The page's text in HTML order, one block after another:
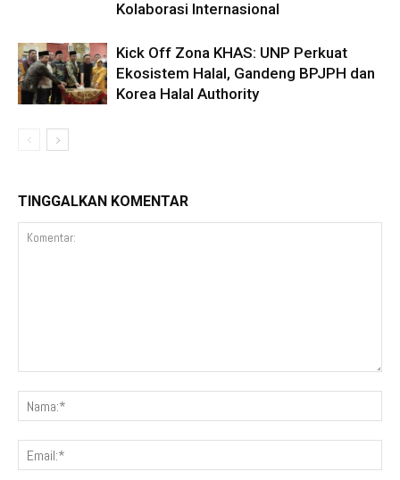
Kolaborasi Internasional
Kick Off Zona KHAS: UNP Perkuat
Ekosistem Halal, Gandeng BPJPH dan
Korea Halal Authority
TINGGALKAN KOMENTAR